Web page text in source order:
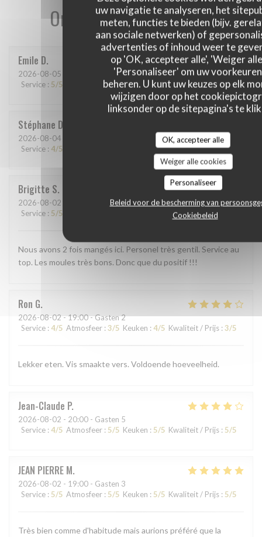
uw navigatie te analyseren, het
meten, functies te bieden (bijv.
aan sociale netwerken) of
advertenties of inhoud weer te
op 'OK, accepteer alle', 'Weiger
'Personaliseer' om uw
beheren. U kunt uw keuzes op elk
wijzigen door op het
linksonder op de sitepagina's te
OK, accepteer alle
Weiger alle cookies
Personaliseer
Beleid voor de bescherming van
Cookiebeleid
Onze gastbeoordelingen
Emile D
2026-08-05 - 12:45 - Gasten 4
Service : 5/5 :5/5 Keuken: 5/5 Kwaliteit / Prijs : 5/5
Stéphane D
2026-08-04
Service : 4/5 5/5 Kwaliteit / Prijs:5/5
Brigitte S
2026-08-02 - 19:00 - Gasten 8
Service : 5/5 Kwaliteit / Prijs
Nous avons 2 fois mangés ici. Personel très gentil. Service au
top. Les moules très bons. Donc que du positif !!!
Ron G
2026-08-02 - 19:00 - Gasten 2
Service : 4/5 Atmosfeer : 3/5 Keuken : 4/5 Kwaliteit / Prijs : 3/5
Lekker eten. Vis smaakte vers. Voldoende hoeveelheid.
Jean-Claude P
2026-08-02 - 20:00 - Gasten 5
Service : 4/5 Atmosfeer : 5/5 Keuken : 5/5 Kwaliteit / Prijs : 5/5
JEAN PIERRE M
2026-08-02 - 19:00 - Gasten 3
Service : 5/5 Atmosfeer : 5/5 Keuken : 5/5 Kwaliteit / Prijs : 5/5
Très bien comme d'habitude mais aurions préféré que la